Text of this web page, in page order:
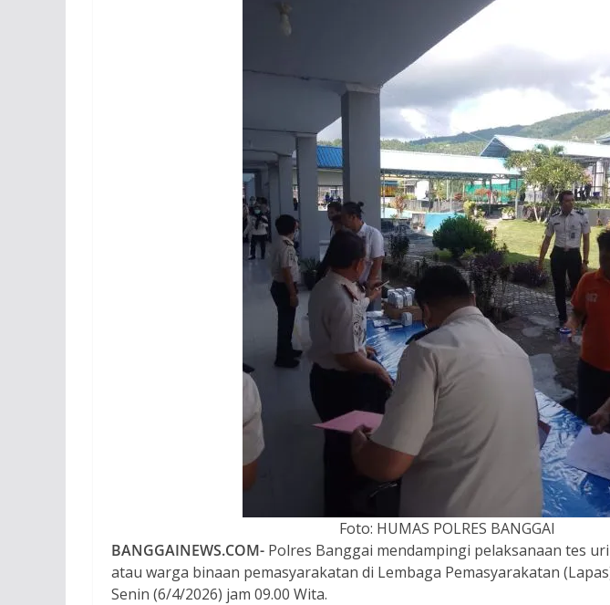
Foto: HUMAS POLRES BANGGAI
BANGGAINEWS.COM- Polres Banggai mendampingi pelaksanaan tes
atau warga binaan pemasyarakatan di Lembaga Pemasyarakatan
Senin (6/4/2026) jam 09.00 Wita.